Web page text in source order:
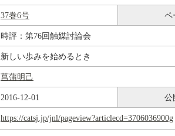
37巻6号 ペ
時評：第76回触媒討論会
新しい歩みを始めるとき
菖蒲明己
2016-12-01 公
https://catsj.jp/jnl/pageview?articlecd=3706036900g